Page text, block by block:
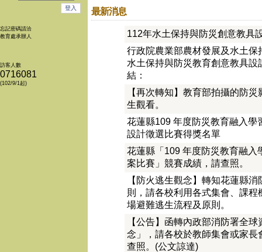
忘記密碼請洽
教育處承辦人
訪客人數
0716081
(102/9/1起)
最新消息
112年水土保持與防災創意教具
行政院農業部農材發展及水土
水土保持與防災教育創意教具
結：
【再次轉知】教育部拍攝的防
生觀看。
花蓮縣109 年度防災教育融入學
設計徵選比賽得獎名單
花蓮縣「109 年度防災教育融入
案比賽」競賽成績，請查照。
【防火逃生觀念】轉知花蓮縣
則，請各校利用各式集會、課
場避難逃生流程及原則。
【公告】函轉內政部消防署全
念」，請各校於教師集會或家
查照。(公文諒達)